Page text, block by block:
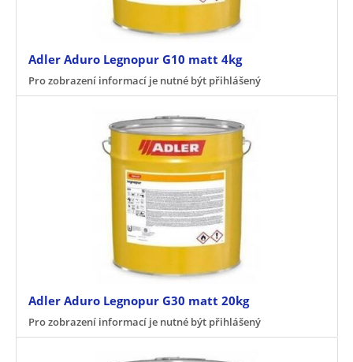
Adler Aduro Legnopur G10 matt 4kg
Pro zobrazení informací je nutné být přihlášený
Adler Aduro Legnopur G30 matt 20kg
Pro zobrazení informací je nutné být přihlášený